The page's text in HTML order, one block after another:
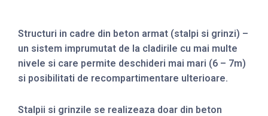
Structuri in cadre din beton armat (stalpi si grinzi) –
un sistem imprumutat de la cladirile cu mai multe
nivele si care permite deschideri mai mari (6 – 7m)
si posibilitati de recompartimentare ulterioare.
Stalpii si grinzile se realizeaza doar din beton